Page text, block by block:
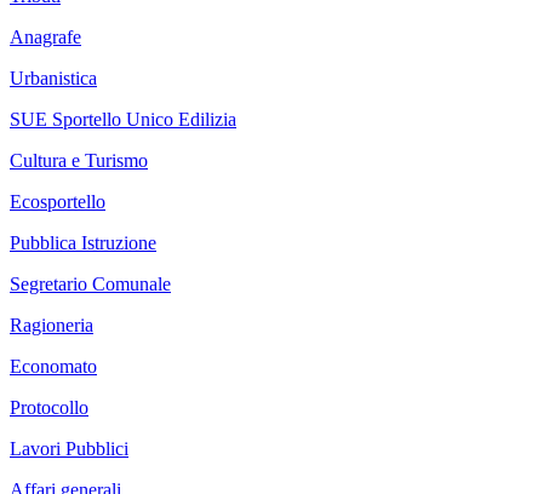
Anagrafe
Urbanistica
SUE Sportello Unico Edilizia
Cultura e Turismo
Ecosportello
Pubblica Istruzione
Segretario Comunale
Ragioneria
Economato
Protocollo
Lavori Pubblici